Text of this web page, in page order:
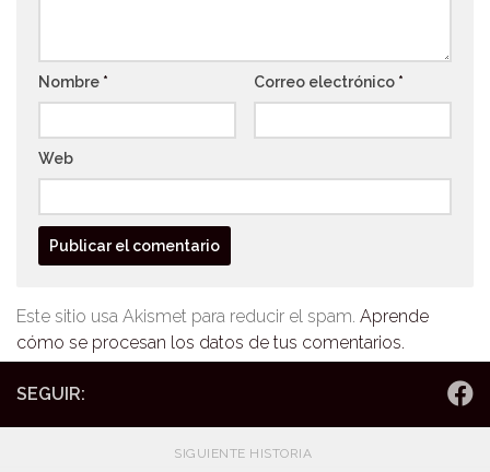
Nombre * Correo electrónico *
Web
Este sitio usa Akismet para reducir el spam. Aprende
cómo se procesan los datos de tus comentarios.
SEGUIR:
SIGUIENTE HISTORIA